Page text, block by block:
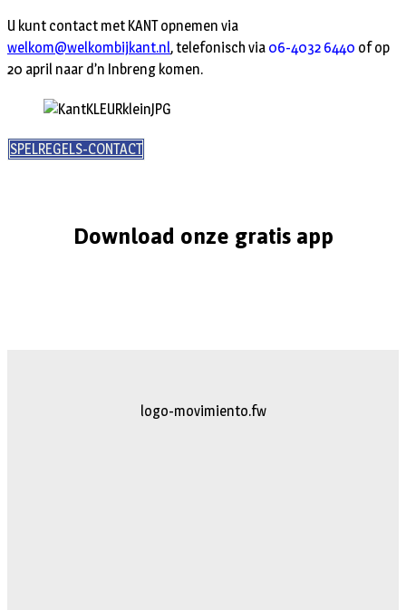
U kunt contact met KANT opnemen via
welkom@welkombijkant.nl, telefonisch via 06-4032 6440 of op
20 april naar d’n Inbreng komen.
SPELREGELS-CONTACT
Download onze gratis app
logo-movimiento.fw